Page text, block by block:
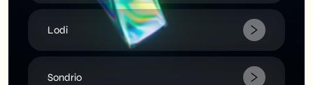
Lodi
Sondrio